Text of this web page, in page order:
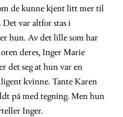
de kunne kjent litt mer til
var altfor stas i
hun. Av det lille som har
deres, Inger Marie
det seg at hun var en
kvinne. Tante Karen
på med tegning. Men hun
Inger.